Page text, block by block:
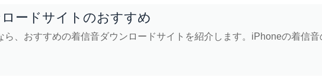
ードサイトのおすすめ
、おすすめの着信音ダウンロードサイトを紹介します。iPhoneの着信音